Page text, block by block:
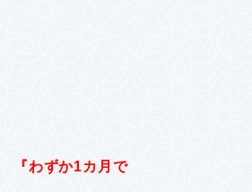
『わずか1カ月で